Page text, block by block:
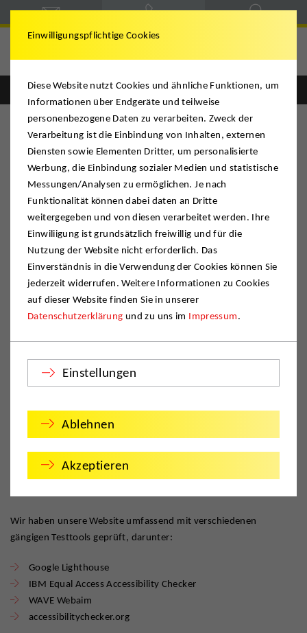
Barrierefreiheitserklärung
Einleitung
Wir legen großen Wert auf eine möglichst barrierefreie Nutzung
unserer Website. Unser Ziel ist es, die Inhalte für alle Menschen
zugänglich und nutzbar zu gestalten – unabhängig von
technischen Hilfsmitteln oder persönlichen Einschränkungen.
Diese Website ist nach unserem eigenen Prüfverfahren
überwiegend barrierefrei. Wir bemühen uns kontinuierlich, die
abzubauen.
Barrierefreiheitstests
Wir haben unsere Website umfassend mit verschiedenen
gängigen Testtools geprüft, darunter:
Google Lighthouse
IBM Equal Access Accessibility Checker
WAVE Webaim
accessibilitychecker.org
Einwilligungspflichtige Cookies
Diese Website nutzt Cookies und ähnliche Funktionen, um
Informationen über Endgeräte und teilweise
personenbezogene Daten zu verarbeiten. Zweck der
Verarbeitung ist die Einbindung von Inhalten, externen
Diensten sowie Elementen Dritter, um personalisierte
Werbung, die Einbindung sozialer Medien und statistische
Messungen/Analysen zu ermöglichen. Je nach
Funktionalität können dabei daten an Dritte
weitergegeben und von diesen verarbeitet werden. Ihre
Einwiliigung ist grundsätzlich freiwillig und für die
Nutzung der Website nicht erforderlich. Das
Einverständnis in die Verwendung der Cookies können Sie
jederzeit widerrufen. Weitere Informationen zu Cookies
auf dieser Website finden Sie in unserer
Datenschutzerklärung und zu uns im Impressum.
Einstellungen
Ablehnen
Akzeptieren